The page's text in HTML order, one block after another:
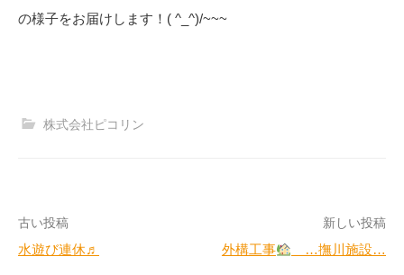
の様子をお届けします！( ^_^)/~~~
株式会社ピコリン
投
稿
古い投稿
水遊び連休♬
新しい投稿
外構工事 …撫川施設…